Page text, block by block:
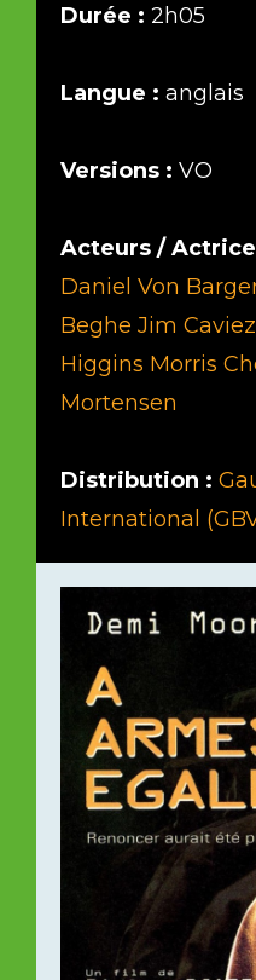
Durée : 2h05
Langue : anglais
Versions : VO
Acteurs /
Daniel Von
Beghe Jim
Higgins Morris
Mortensen
Distribution :
International